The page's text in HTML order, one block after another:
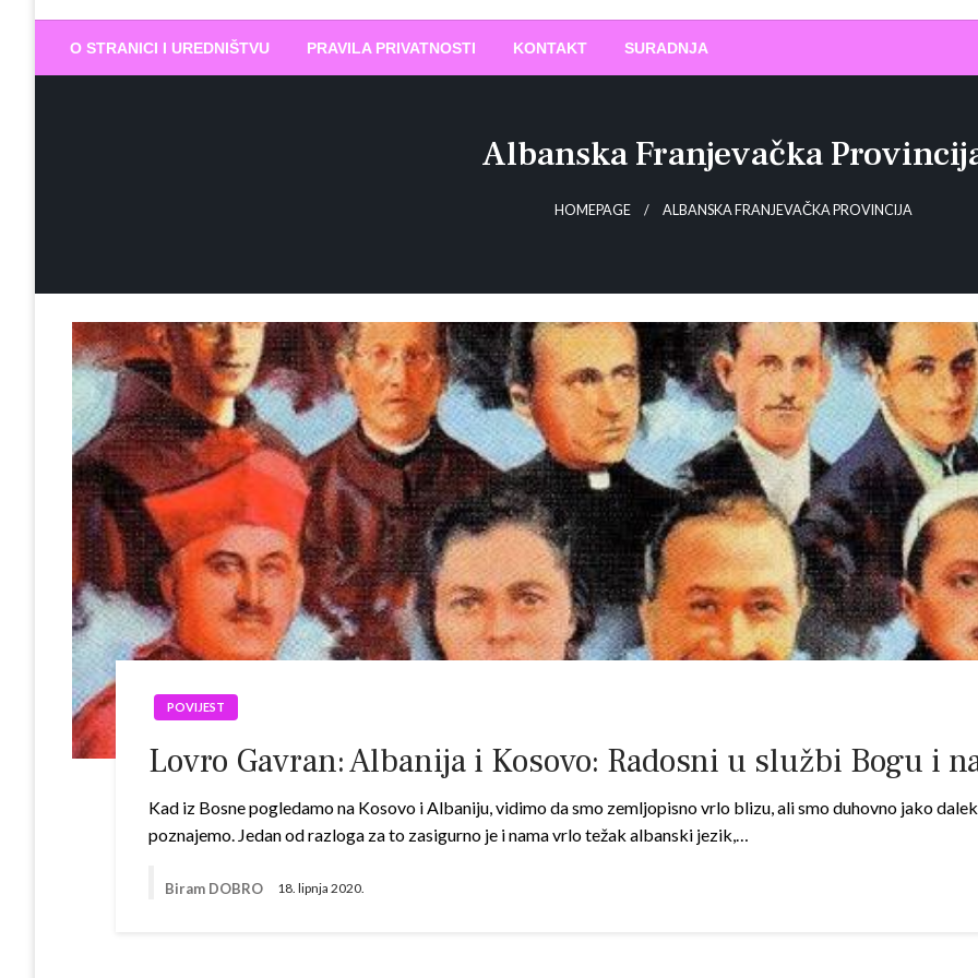
Biram DOBRO
O STRANICI I UREDNIŠTVU PRAVILA PRIVATNOSTI KONTAKT SURADNJA
Albanska Franjevačka
HOMEPAGE ALBANSKA FRANJEVAČKA PROVINCIJA
POVIJEST
Lovro Gavran: Albanija i Kosovo: Radosni u službi Bogu i
Kad iz Bosne pogledamo na Kosovo i Albaniju, vidimo da smo zemljopisno vrlo blizu, ali smo duhovno jako
poznajemo. Jedan od razloga za to zasigurno je i nama vrlo težak albanski jezik,…
Biram DOBRO 18. lipnja 2020.